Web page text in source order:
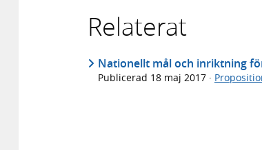
Relaterat
Nationellt mål och inriktning
Publicerad 18 maj 2017 ·